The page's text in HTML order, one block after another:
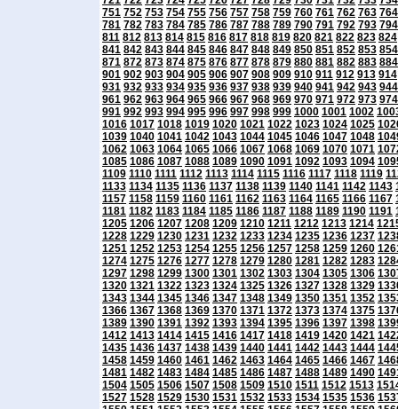
751 752 753 754 755 756 757 758 759 760 761 762 763 764
781 782 783 784 785 786 787 788 789 790 791 792 793 794
811 812 813 814 815 816 817 818 819 820 821 822 823 824
841 842 843 844 845 846 847 848 849 850 851 852 853 854
871 872 873 874 875 876 877 878 879 880 881 882 883 884
901 902 903 904 905 906 907 908 909 910 911 912 913 914
931 932 933 934 935 936 937 938 939 940 941 942 943 944
961 962 963 964 965 966 967 968 969 970 971 972 973 974
991 992 993 994 995 996 997 998 999 1000 1001 1002
1016 1017 1018 1019 1020 1021 1022 1023 1024 1025
1039 1040 1041 1042 1043 1044 1045 1046 1047 1048
1062 1063 1064 1065 1066 1067 1068 1069 1070 1071
1085 1086 1087 1088 1089 1090 1091 1092 1093 1094
1109 1110 1111 1112 1113 1114 1115 1116 1117 1118 1119
1133 1134 1135 1136 1137 1138 1139 1140 1141 1142 1143
1157 1158 1159 1160 1161 1162 1163 1164 1165 1166 1167
1181 1182 1183 1184 1185 1186 1187 1188 1189 1190 1191
1205 1206 1207 1208 1209 1210 1211 1212 1213 1214
1228 1229 1230 1231 1232 1233 1234 1235 1236 1237
1251 1252 1253 1254 1255 1256 1257 1258 1259 1260
1274 1275 1276 1277 1278 1279 1280 1281 1282 1283
1297 1298 1299 1300 1301 1302 1303 1304 1305 1306
1320 1321 1322 1323 1324 1325 1326 1327 1328 1329
1343 1344 1345 1346 1347 1348 1349 1350 1351 1352
1366 1367 1368 1369 1370 1371 1372 1373 1374 1375
1389 1390 1391 1392 1393 1394 1395 1396 1397 1398
1412 1413 1414 1415 1416 1417 1418 1419 1420 1421
1435 1436 1437 1438 1439 1440 1441 1442 1443 1444
1458 1459 1460 1461 1462 1463 1464 1465 1466 1467
1481 1482 1483 1484 1485 1486 1487 1488 1489 1490
1504 1505 1506 1507 1508 1509 1510 1511 1512 1513
1527 1528 1529 1530 1531 1532 1533 1534 1535 1536